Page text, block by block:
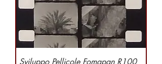
Sviluppo Pellicole Fomapan R100